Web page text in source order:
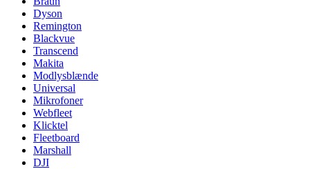
Dyson
Remington
Blackvue
Transcend
Makita
Modlysblænde
Universal
Mikrofoner
Webfleet
Klicktel
Fleetboard
Marshall
DJI